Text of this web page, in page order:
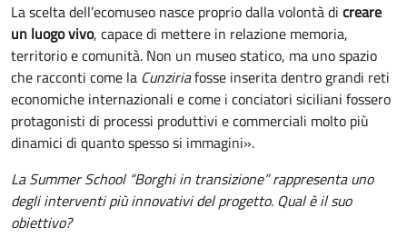
La scelta dell’ecomuseo nasce proprio dalla volontà di creare
un luogo vivo, capace di mettere in relazione memoria,
territorio e comunità. Non un museo statico, ma uno spazio
che racconti come la Cunziriafosse inserita dentro grandi reti
economiche internazionali e come i conciatori siciliani fossero
protagonisti di processi produttivi e commerciali molto più
dinamici di quanto spesso si immagini».
La Summer School “Borghi in transizione” rappresenta uno
degli interventi più innovativi del progetto. Qual è il suo
obiettivo?